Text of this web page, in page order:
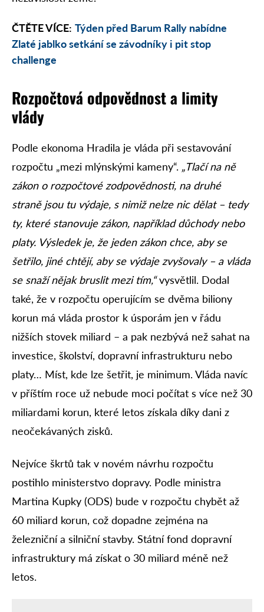
ČTĚTE VÍCE: Týden před Barum Rally nabídne
Zlaté jablko setkání se závodníky i pit stop
challenge
Rozpočtová odpovědnost a limity
vlády
Podle ekonoma Hradila je vláda při sestavování
rozpočtu „mezi mlýnskými kameny“. „Tlačí na ně
zákon o rozpočtové zodpovědnosti, na druhé
straně jsou tu výdaje, s nimiž nelze nic dělat – tedy
ty, které stanovuje zákon, například důchody nebo
platy. Výsledek je, že jeden zákon chce, aby se
šetřilo, jiné chtějí, aby se výdaje zvyšovaly – a vláda
se snaží nějak bruslit mezi tím,“vysvětlil. Dodal
také, že v rozpočtu operujícím se dvěma biliony
korun má vláda prostor k úsporám jen v řádu
nižších stovek miliard – a pak nezbývá než sahat na
investice, školství, dopravní infrastrukturu nebo
platy… Míst, kde lze šetřit, je minimum. Vláda navíc
v příštím roce už nebude moci počítat s více než 30
miliardami korun, které letos získala díky dani z
neočekávaných zisků.
Nejvíce škrtů tak v novém návrhu rozpočtu
postihlo ministerstvo dopravy. Podle ministra
Martina Kupky (ODS) bude v rozpočtu chybět až
60 miliard korun, což dopadne zejména na
železniční a silniční stavby. Státní fond dopravní
infrastruktury má získat o 30 miliard méně než
letos.